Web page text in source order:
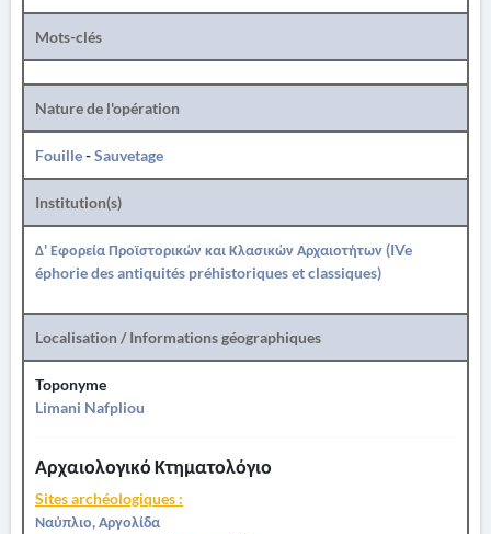
Mots-clés
Nature de l'opération
Fouille-Sauvetage
Institution(s)
Δ' Εφορεία Προϊστορικών και Κλασικών Αρχαιοτήτων (IVe
éphorie des antiquités préhistoriques et classiques)
Localisation / Informations géographiques
Toponyme
Limani Nafpliou
Αρχαιολογικό Κτηματολόγιο
Sites archéologiques :
Ναύπλιο, Αργολίδα